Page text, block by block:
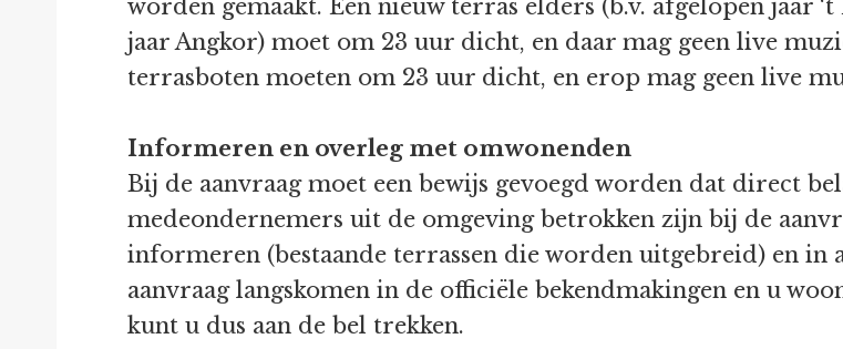
worden gemaakt. Een nieuw terras elders (b.v. afgelopen jaar
jaar Angkor) moet om 23 uur dicht, en daar mag geen live
terrasboten moeten om 23 uur dicht, en erop mag geen live
Informeren en overleg met omwonenden
Bij de aanvraag moet een bewijs gevoegd worden dat direct
medeondernemers uit de omgeving betrokken zijn bij de
informeren (bestaande terrassen die worden uitgebreid) en in
aanvraag langskomen in de officiële bekendmakingen en u
kunt u dus aan de bel trekken.